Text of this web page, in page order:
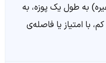
به طول یک پوزه، به
به مقدار کم، با امتیاز یا فاصله‌ی